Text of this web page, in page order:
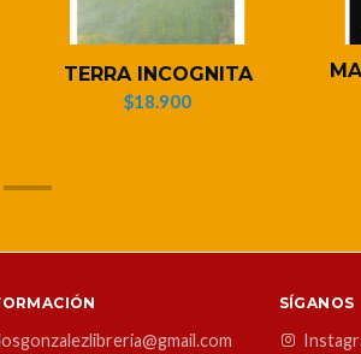
TERRA INCOGNITA
$18.900
SÍGANOS